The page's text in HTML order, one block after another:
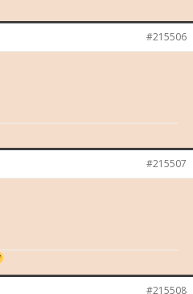
#215506
#215507
#215508